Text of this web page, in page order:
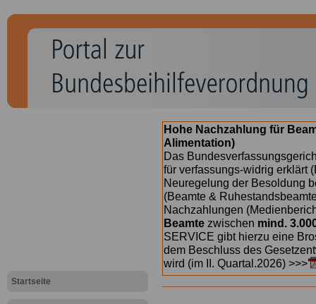
Startseite
Hohe Nachzahlung für
Alimentation)
Das
für verfassungs-widrig erklärt
Neuregelung der Besoldung
(Beamte &
Nachzahlungen
Beamte zwischen mind.
SERVICE gibt hierzu eine
dem Beschluss des
wird (im II. Quartal.2026) >>>